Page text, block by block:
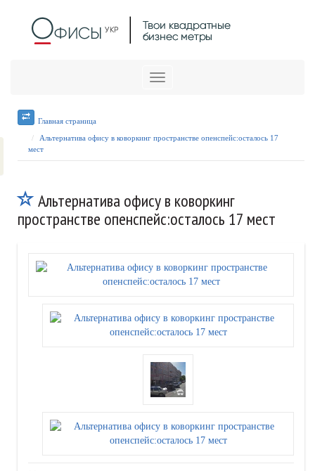
Меню
Главная страница
Альтернатива офису в коворкинг пространстве опенспейс:осталось 17
мест
Альтернатива офису в коворкинг
пространстве опенспейс:осталось 17 мест